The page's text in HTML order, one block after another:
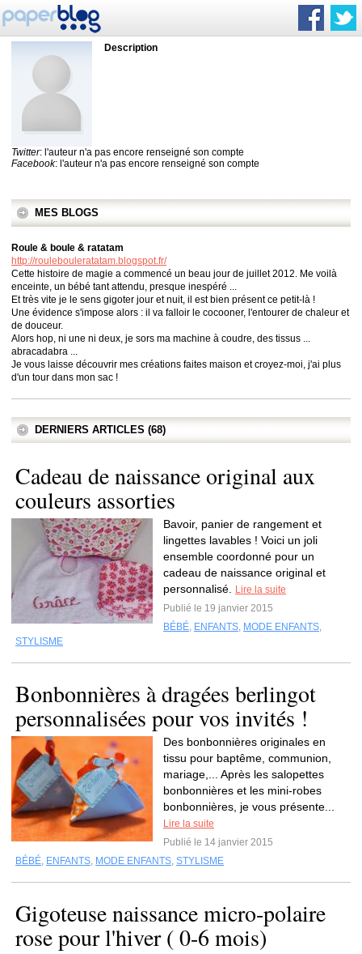
Description
Twitter: l'auteur n'a pas encore renseigné son compte
Facebook: l'auteur n'a pas encore renseigné son compte
MES BLOGS
Roule & boule & ratatam
http://roulebouleratatam.blogspot.fr/
Cette histoire de magie a commencé un beau jour de juillet 2012. Me voilà
enceinte, un bébé tant attendu, presque inespéré ...
Et très vite je le sens gigoter jour et nuit, il est bien présent ce petit-là !
Une évidence s'impose alors : il va falloir le cocooner, l'entourer de chaleur et
de douceur.
Alors hop, ni une ni deux, je sors ma machine à coudre, des tissus ...
abracadabra ...
Je vous laisse découvrir mes créations faites maison et croyez-moi, j'ai plus
d'un tour dans mon sac !
DERNIERS ARTICLES (68)
Cadeau de naissance original aux
couleurs assorties
Bavoir, panier de rangement et
lingettes lavables ! Voici un joli
ensemble coordonné pour un
cadeau de naissance original et
personnalisé.
Lire la suite
Publié le 19 janvier 2015
BÉBÉ, ENFANTS, MODE ENFANTS,
STYLISME
Bonbonnières à dragées berlingot
personnalisées pour vos invités !
Des bonbonnières originales en
tissu pour baptême, communion,
mariage,... Après les salopettes
bonbonnières et les mini-robes
bonbonnières, je vous présente...
Lire la suite
Publié le 14 janvier 2015
BÉBÉ, ENFANTS, MODE ENFANTS, STYLISME
Gigoteuse naissance micro-polaire
rose pour l'hiver ( 0-6 mois)